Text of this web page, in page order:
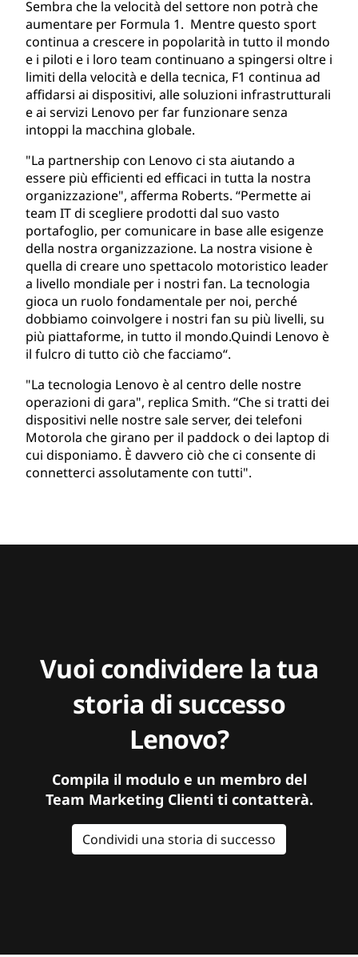
Sembra che la velocità del settore non potrà che
aumentare per Formula 1. Mentre questo sport
continua a crescere in popolarità in tutto il mondo
e i piloti e i loro team continuano a spingersi oltre i
limiti della velocità e della tecnica, F1 continua ad
affidarsi ai dispositivi, alle soluzioni infrastrutturali
e ai servizi Lenovo per far funzionare senza
intoppi la macchina globale.
"La partnership con Lenovo ci sta aiutando a
essere più efficienti ed efficaci in tutta la nostra
organizzazione", afferma Roberts. “Permette ai
team IT di scegliere prodotti dal suo vasto
portafoglio, per comunicare in base alle esigenze
della nostra organizzazione. La nostra visione è
quella di creare uno spettacolo motoristico leader
a livello mondiale per i nostri fan. La tecnologia
gioca un ruolo fondamentale per noi, perché
dobbiamo coinvolgere i nostri fan su più livelli, su
più piattaforme, in tutto il mondo.Quindi Lenovo è
il fulcro di tutto ciò che facciamo“.
"La tecnologia Lenovo è al centro delle nostre
operazioni di gara", replica Smith. “Che si tratti dei
dispositivi nelle nostre sale server, dei telefoni
Motorola che girano per il paddock o dei laptop di
cui disponiamo. È davvero ciò che ci consente di
connetterci assolutamente con tutti".
Vuoi condividere la tua
storia di successo
Lenovo?
Compila il modulo e un membro del
Team Marketing Clienti ti contatterà.
Condividi una storia di successo